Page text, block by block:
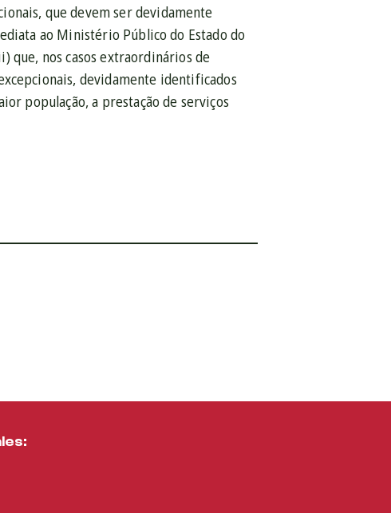
que devem ser devidamente
ao Ministério Público do Estado do
que, nos casos extraordinários de
devidamente identificados
população, a prestação de serviços